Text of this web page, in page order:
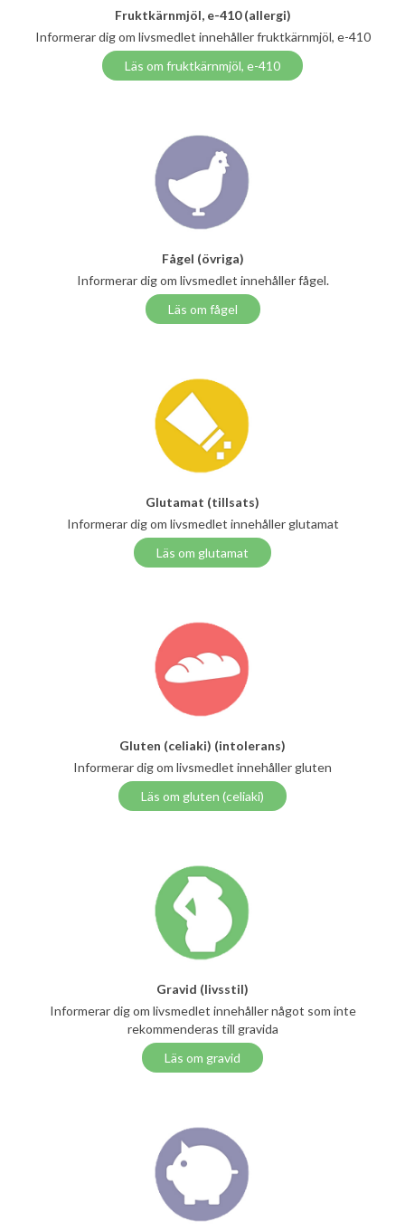
Fruktkärnmjöl, e-410 (allergi)
Informerar dig om livsmedlet innehåller fruktkärnmjöl, e-410
Läs om fruktkärnmjöl, e-410
Fågel (övriga)
Informerar dig om livsmedlet innehåller fågel.
Läs om fågel
Glutamat (tillsats)
Informerar dig om livsmedlet innehåller glutamat
Läs om glutamat
Gluten (celiaki) (intolerans)
Informerar dig om livsmedlet innehåller gluten
Läs om gluten (celiaki)
Gravid (livsstil)
Informerar dig om livsmedlet innehåller något som inte
rekommenderas till gravida
Läs om gravid